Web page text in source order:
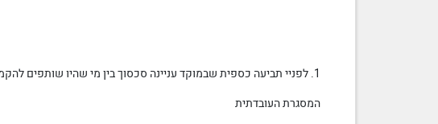
1. לפניי תביעה כספית שבמוקד עניינה סכסוך בין מי שהיו שותפים להקמתה של מסעדה המתמחה במאכלים אסייתיים.
המסגרת העובדתית